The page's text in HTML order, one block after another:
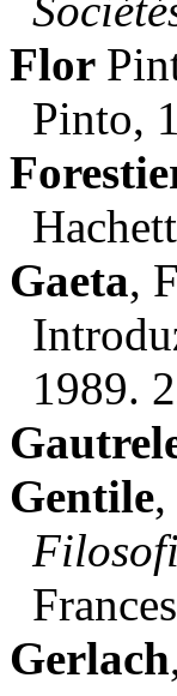
Flor
Pinto,
Gaeta,
1989.
Gentile
Gerlach